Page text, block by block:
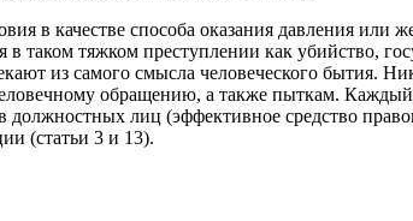
в качестве способа оказания давления
таком тяжком преступлении как убийство,
из самого смысла человеческого бытия.
обращению, а также пыткам.
должностных лиц (эффективное средство
(статьи 3 и 13).